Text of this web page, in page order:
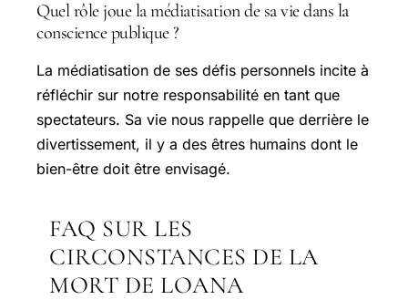
Quel rôle joue la médiatisation de sa vie dans la
conscience publique ?
La médiatisation de ses défis personnels incite à
réfléchir sur notre responsabilité en tant que
spectateurs. Sa vie nous rappelle que derrière le
divertissement, il y a des êtres humains dont le
bien-être doit être envisagé.
FAQ SUR LES
CIRCONSTANCES DE LA
MORT DE LOANA